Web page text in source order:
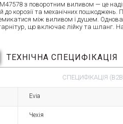
з поворотним виливом — це
корозії та механічних пошкоджень.
між виливом і душем.
що включає лійку та шланг.
ТЕХНІЧНА СПЕЦИФІКАЦІЯ
СПЕЦИФІКАЦІЯ
Evia
Чехія